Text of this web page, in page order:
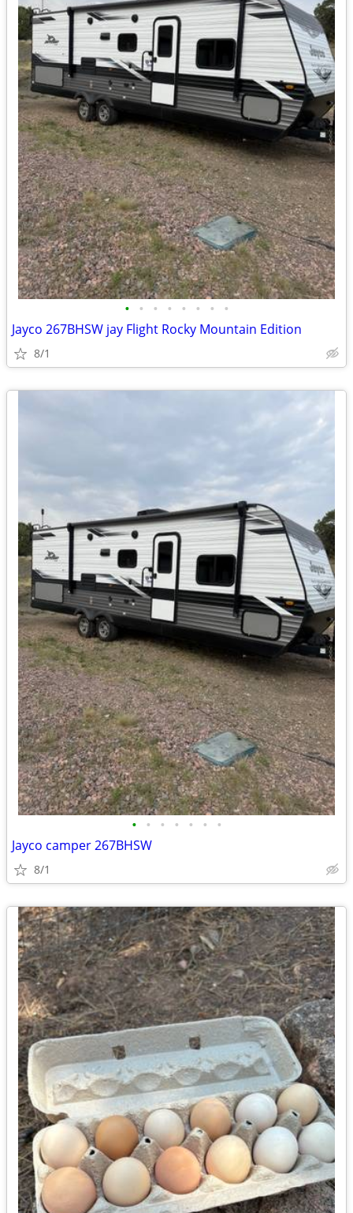
• • • • • • • •
Jayco 267BHSW jay Flight Rocky Mountain Edition
8/1
• • • • • • •
Jayco camper 267BHSW
8/1